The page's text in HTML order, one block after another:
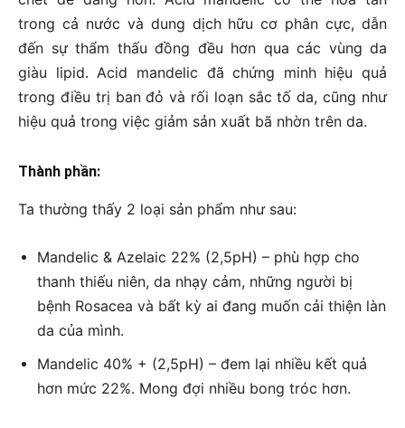
trong cả nước và dung dịch hữu cơ phân cực, dẫn
đến sự thẩm thấu đồng đều hơn qua các vùng da
giàu lipid. Acid mandelic đã chứng minh hiệu quả
trong điều trị ban đỏ và rối loạn sắc tố da, cũng như
hiệu quả trong việc giảm sản xuất bã nhờn trên da.
Thành phần:
Ta thường thấy 2 loại sản phẩm như sau:
Mandelic & Azelaic 22% (2,5pH) – phù hợp cho
thanh thiếu niên, da nhạy cảm, những người bị
bệnh Rosacea và bất kỳ ai đang muốn cải thiện làn
da của mình.
Mandelic 40% + (2,5pH) – đem lại nhiều kết quả
hơn mức 22%. Mong đợi nhiều bong tróc hơn.